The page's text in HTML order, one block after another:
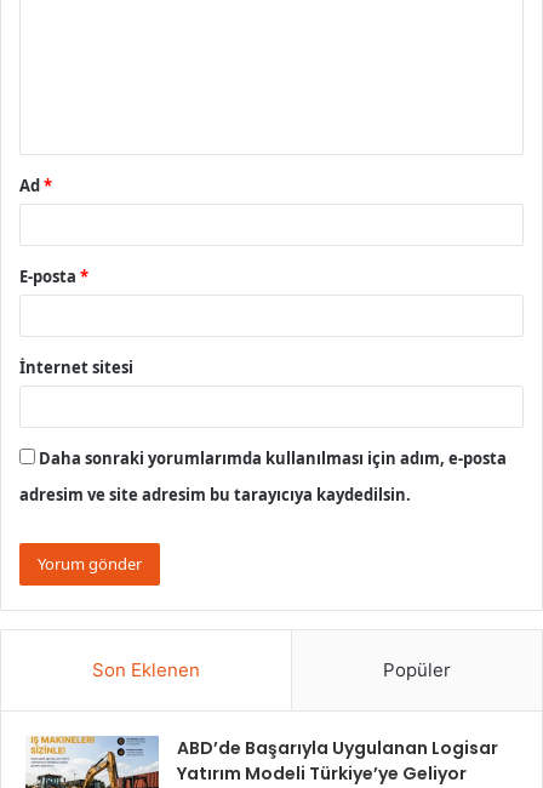
Ad *
E-posta *
İnternet sitesi
Daha sonraki yorumlarımda kullanılması için adım, e-posta
adresim ve site adresim bu tarayıcıya kaydedilsin.
Son Eklenen Popüler
ABD’de Başarıyla Uygulanan Logisar
Yatırım Modeli Türkiye’ye Geliyor